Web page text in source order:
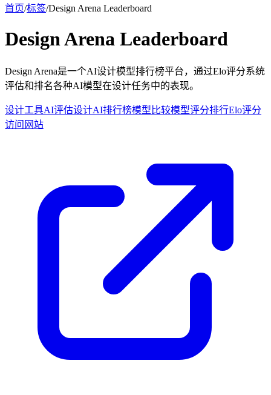
首页/标签/Design Arena Leaderboard
Design Arena Leaderboard
Design Arena是一个AI设计模型排行榜平台，通过Elo评分系统
评估和排名各种AI模型在设计任务中的表现。
设计工具AI评估设计AI排行榜模型比较模型评分排行Elo评分
访问网站